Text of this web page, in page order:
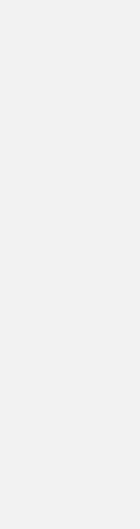
blicken gestärkt in